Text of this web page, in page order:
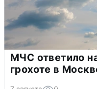
МЧС ответило
грохоте в